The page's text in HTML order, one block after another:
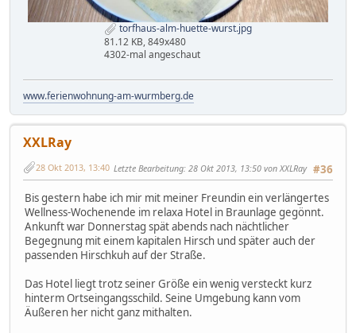
torfhaus-alm-huette-wurst.jpg
81.12 KB, 849x480
4302-mal angeschaut
www.ferienwohnung-am-wurmberg.de
XXLRay
#36
28 Okt 2013, 13:40 Letzte Bearbeitung: 28 Okt 2013, 13:50 von XXLRay
Bis gestern habe ich mir mit meiner Freundin ein verlängertes
Wellness-Wochenende im relaxa Hotel in Braunlage gegönnt.
Ankunft war Donnerstag spät abends nach nächtlicher
Begegnung mit einem kapitalen Hirsch und später auch der
passenden Hirschkuh auf der Straße.
Das Hotel liegt trotz seiner Größe ein wenig versteckt kurz
hinterm Ortseingangsschild. Seine Umgebung kann vom
Äußeren her nicht ganz mithalten.